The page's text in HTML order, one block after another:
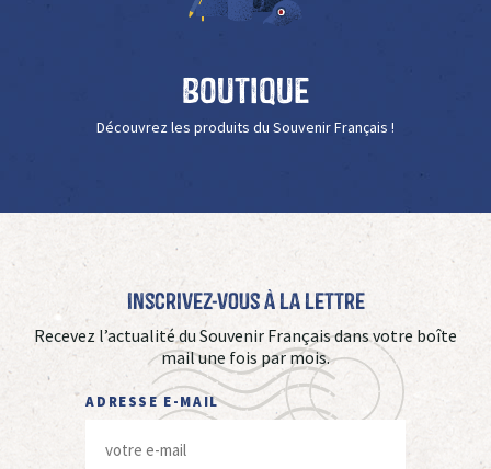
Boutique
Découvrez les produits du Souvenir Français !
Inscrivez-vous à La Lettre
Recevez l’actualité du Souvenir Français dans votre boîte
mail une fois par mois.
ADRESSE E-MAIL